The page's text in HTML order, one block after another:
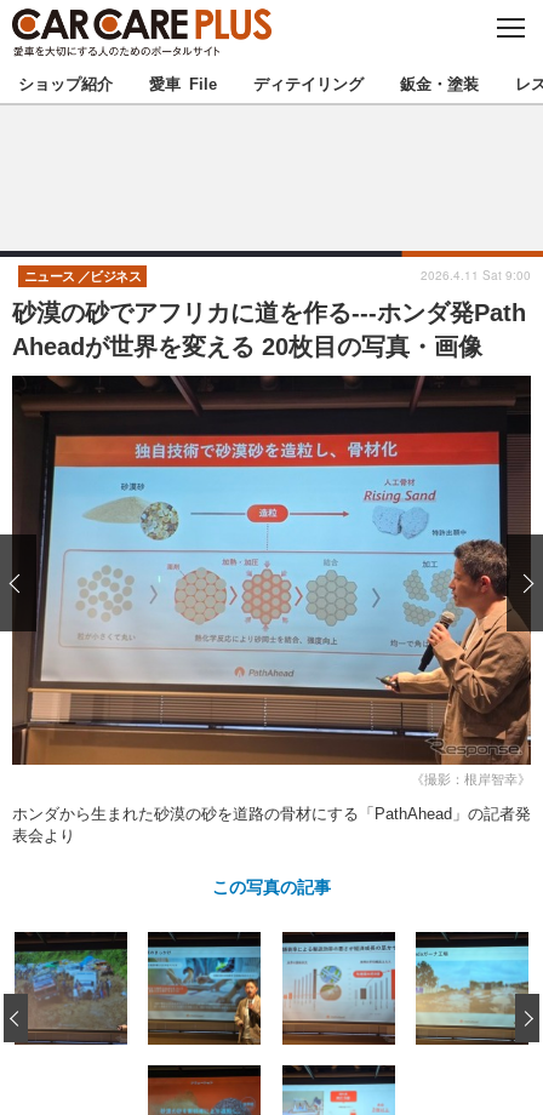
C
S
E
★カーケアプラス認定★ 厳選プロショップを地域から探す
甲信越 北陸
東海 関西
中国 四国
九州 沖縄
注目の記事
ショップレポート 愛車 File
自動車豆知識 ストップ！不具合修理＆粗悪修理
鈑金・塗装
ディテイリング
ディテイリング 洗車
ヘッドライト磨き コーティング
フィルム・ラッピング
鈑金・塗装
小キズ直し 防錆
特集記事
ストップ 不具合修理＆粗悪修理
カーメーカー「旧車」関連プロジェ
クト
ショップ紹介
ショップレポート プロショップ検索
カーメーカー「旧車」関連プロジ
ェクト
コラム
イベント
ショップ紹介 愛車 File ディテイリング 鈑金・塗装 レ
砂漠の砂でアフリカに道を作る---ホンダ発Path
Aheadが世界を変える 20枚目の写真・画像
ニュース ビジネス 2026.4.11 Sat 9:00
《撮影：根岸智幸》
ホンダから生まれた砂漠の砂を道路の骨材にする「PathAhead」の記者発
表会より
この写真の記事
‹